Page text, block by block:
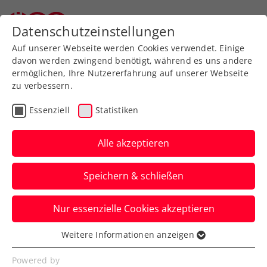
Zum Turnierkalender
BIDI BADU ÖTV Jugend
Circuit 2021 presented by
Kronehit Radio - 2.Turnier
Datenschutzeinstellungen
Auf unserer Webseite werden Cookies verwendet. Einige
davon werden zwingend benötigt, während es uns andere
ermöglichen, Ihre Nutzererfahrung auf unserer Webseite
zu verbessern.
Essenziell Statistiken
Alle akzeptieren
Speichern & schließen
Nur essenzielle Cookies akzeptieren
Essenziell
Essenzielle Cookies werden für grundlegende
Weitere Informationen anzeigen
Powered by